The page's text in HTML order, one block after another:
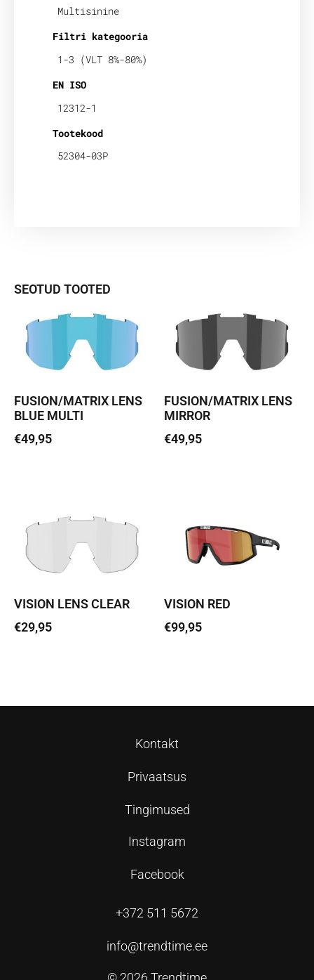
Multisinine
Filtri kategooria
1-3 (VLT 8%-80%)
EN ISO
12312-1
Tootekood
52304-03P
SEOTUD TOOTED
FUSION/MATRIX LENS
BLUE MULTI
€49,95
FUSION/MATRIX LENS
MIRROR
€49,95
VISION LENS CLEAR
€29,95
VISION RED
€99,95
Kontakt
Privaatsus
Tingimused
Instagram
Facebook
+372 511 5672
info@trendtime.ee